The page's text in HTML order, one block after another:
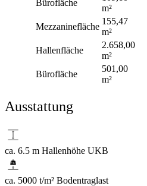
Bürofläche
m²
Mezzaninefläche
155,47
m²
Hallenfläche
2.658,00
m²
Bürofläche
501,00
m²
Ausstattung
ca. 6.5 m Hallenhöhe UKB
ca. 5000 t/m² Bodentraglast